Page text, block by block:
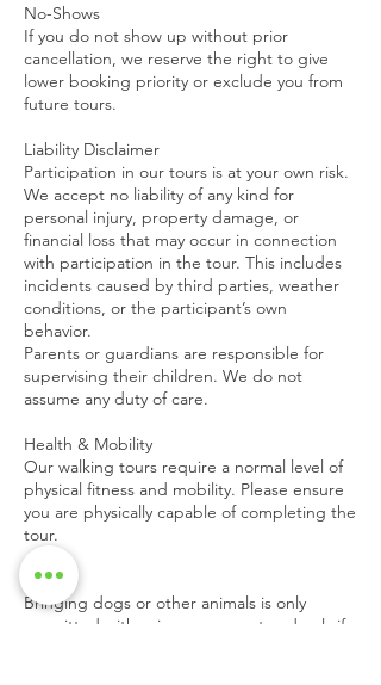
No-Shows
If you do not show up without prior
cancellation, we reserve the right to give
lower booking priority or exclude you from
future tours.
Liability Disclaimer
Participation in our tours is at your own risk.
We accept no liability of any kind for
personal injury, property damage, or
financial loss that may occur in connection
with participation in the tour. This includes
incidents caused by third parties, weather
conditions, or the participant’s own
behavior.
Parents or guardians are responsible for
supervising their children. We do not
assume any duty of care.
Health & Mobility
Our walking tours require a normal level of
physical fitness and mobility. Please ensure
you are physically capable of completing the
tour.
Pets
Bringing dogs or other animals is only
permitted with prior agreement and only if